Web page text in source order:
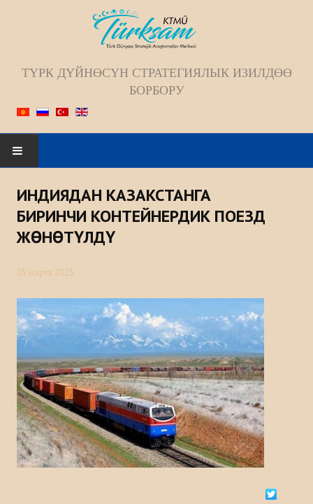
ТҮРК ДҮЙНӨСҮН СТРАТЕГИЯЛЫК ИЗИЛДӨӨ
БОРБОРУ
БАШКЫ БЕТ
БИЗ ЖѲНҮНДѲ
Жамаат
Келечек багыты; Миссиясы; Максаты;
Тарыхы
ИШ ЧАРАЛАР
КАБАРЛАР
Казакстан
Кыргызстан
ИНДИЯДАН КАЗАКСТАНГА
БИРИНЧИ КОНТЕЙНЕРДИК ПОЕЗД
ЖӨНӨТҮЛДҮ
05 марта 2025